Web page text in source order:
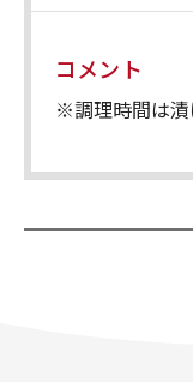
コメント
※調理時間は漬